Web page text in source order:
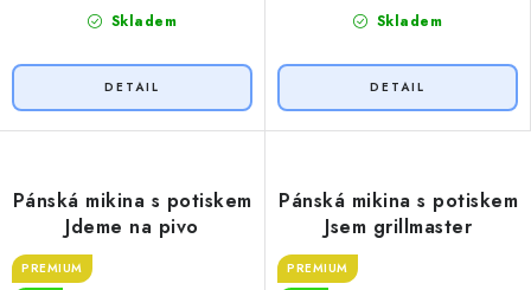
Skladem Skladem
Pánská mikina s potiskem
Jdeme na pivo
PREMIUM
Pánská mikina s potiskem
Jsem grillmaster
PREMIUM